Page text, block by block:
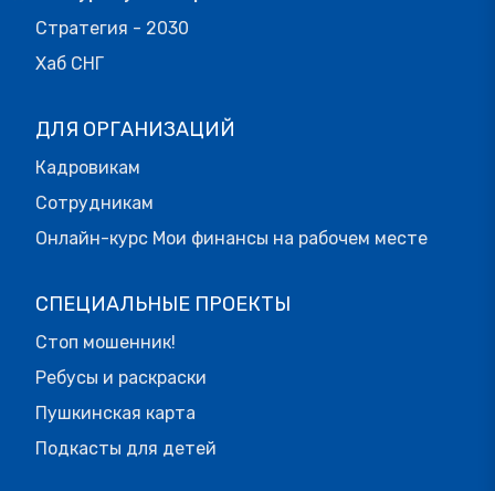
Стратегия - 2030
Хаб СНГ
ДЛЯ ОРГАНИЗАЦИЙ
Кадровикам
Сотрудникам
Онлайн-курс Мои финансы на рабочем месте
СПЕЦИАЛЬНЫЕ ПРОЕКТЫ
Стоп мошенник!
Ребусы и раскраски
Пушкинская карта
Подкасты для детей